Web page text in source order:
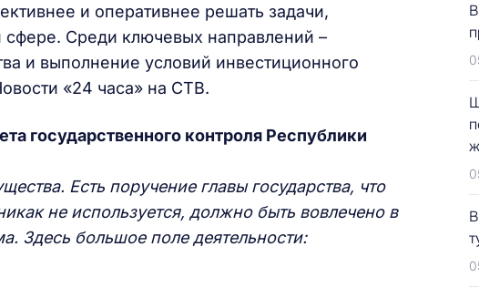
и оперативнее решать задачи,
Среди ключевых направлений –
и выполнение условий инвестиционного
«24 часа» на СТВ.
государственного контроля Республики
Есть поручение главы государства, что
не используется, должно быть вовлечено в
Здесь большое поле деятельности: